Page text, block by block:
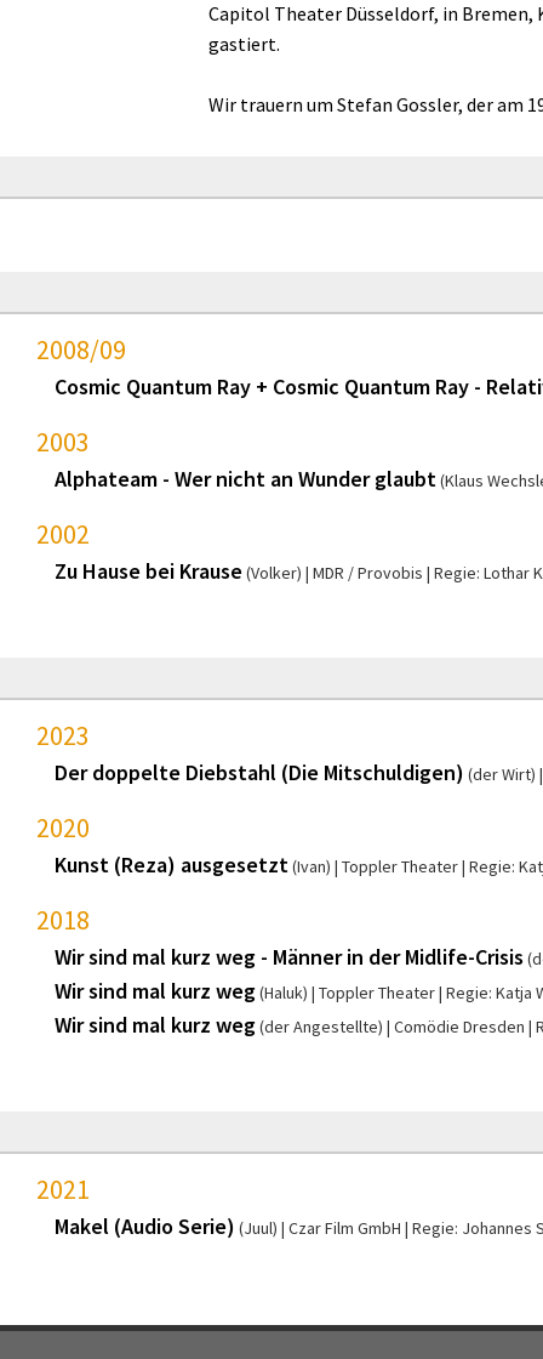
Capitol Theater Düsseldorf, in Bremen,
gastiert.
Wir trauern um Stefan Gossler, der am
2008/09
Cosmic Quantum Ray + Cosmic Quantum Ray -
2003
Alphateam - Wer nicht an Wunder glaubt(Klaus
2002
Zu Hause bei Krause (Volker) MDR / Provobis Regie: Lothar
2023
Der doppelte Diebstahl (Die Mitschuldigen) (der Wirt)
2020
Kunst (Reza) ausgesetzt(Ivan) Toppler Theater Regie:
2018
Wir sind mal kurz weg - Männer in der Midlife-Crisis
Wir sind mal kurz weg(Haluk) Toppler Theater Regie: Katja
Wir sind mal kurz weg(der Angestellte) Comödie Dresden
2021
Makel (Audio Serie) (Juul) Czar Film GmbH Regie: Johannes